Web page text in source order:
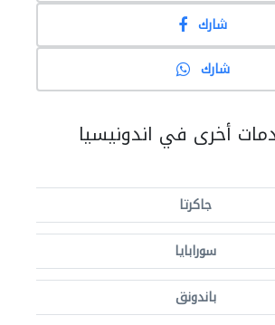
شارك
شارك
أخرى في اندونيسيا
جاكرتا
سورابايا
باندونق